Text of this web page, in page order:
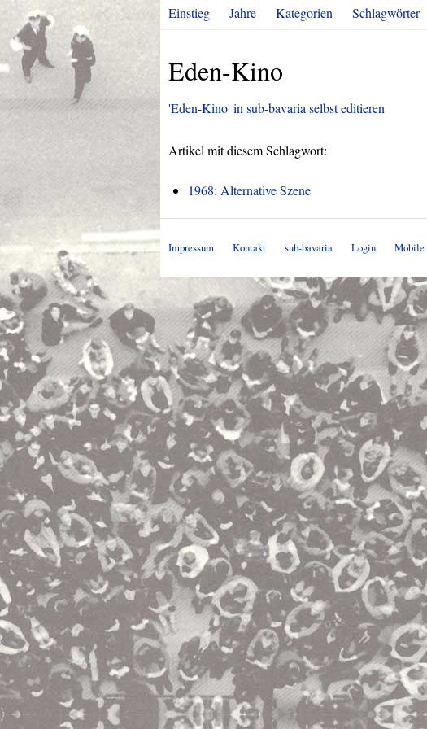
Einstieg Jahre Kategorien Schlagwörter
Eden-Kino
'Eden-Kino' in sub-bavaria selbst editieren
Artikel mit diesem Schlagwort:
1968: Alternative Szene
Impressum Kontakt sub-bavaria Login Mobile